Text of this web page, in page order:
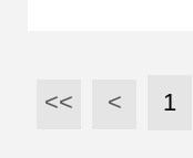
「被篡改的文字
社」詩人，又有
<< < 1